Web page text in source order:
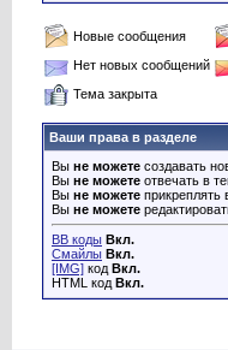
Новые сообщения
Нет новых сообщений
Тема закрыта
Ваши права в разделе
Вы не можете создавать
Вы не можете отвечать в
Вы не можете прикреплять
Вы не можете
BB коды Вкл.
Смайлы Вкл.
[IMG] код Вкл.
HTML код Вкл.